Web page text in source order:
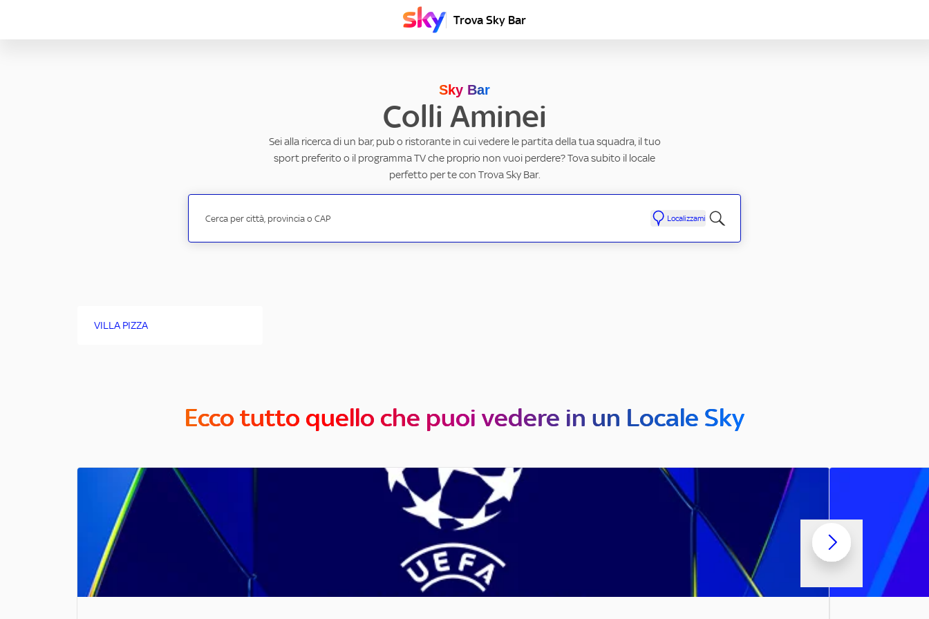
Trova Sky Bar
Sky Bar
Colli Aminei
Sei alla ricerca di un bar, pub o ristorante in cui vedere le partita della tua squadra, il tuo
sport preferito o il programma TV che proprio non vuoi perdere? Tova subito il locale
perfetto per te con Trova Sky Bar.
Localizzami
VILLA PIZZA
Ecco tutto quello che puoi vedere in un Locale Sky